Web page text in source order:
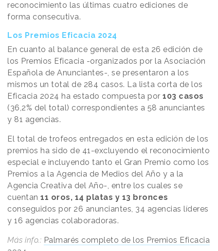
reconocimiento las últimas cuatro ediciones de
forma consecutiva.
Los Premios Eficacia 2024
En cuanto al balance general de esta 26 edición de
los Premios Eficacia -organizados por la Asociación
Española de Anunciantes-, se presentaron a los
mismos un total de 284 casos. La lista corta de los
Eficacia 2024 ha estado compuesta por 103 casos
(36,2% del total) correspondientes a 58 anunciantes
y 81 agencias.
El total de trofeos entregados en esta edición de los
premios ha sido de 41-excluyendo el reconocimiento
especial e incluyendo tanto el Gran Premio como los
Premios a la Agencia de Medios del Año y a la
Agencia Creativa del Año-, entre los cuales se
cuentan 11 oros, 14 platas y 13 bronces
conseguidos por 26 anunciantes, 34 agencias líderes
y 16 agencias colaboradoras.
Más info.: Palmarés completo de los Premios Eficacia